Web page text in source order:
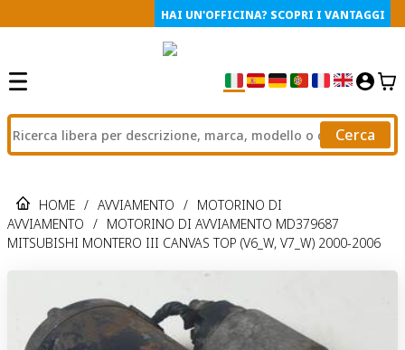
HAI UN'OFFICINA? SCOPRI I VANTAGGI
Cerca
HOME / AVVIAMENTO / MOTORINO DI
AVVIAMENTO / MOTORINO DI AVVIAMENTO MD379687
MITSUBISHI MONTERO III CANVAS TOP (V6_W, V7_W) 2000-2006